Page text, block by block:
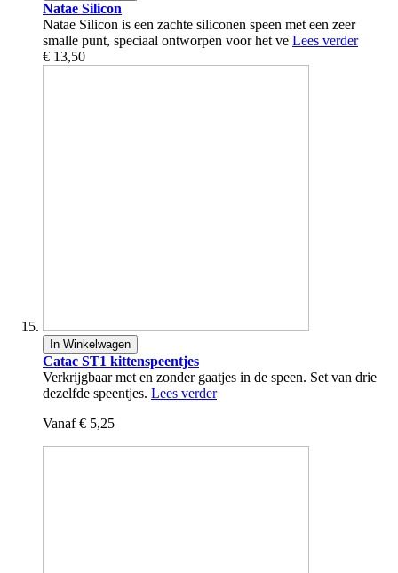
Natae Silicon
Natae Silicon is een zachte siliconen speen met een zeer
smalle punt, speciaal ontworpen voor het ve Lees verder
€ 13,50
In Winkelwagen
Catac ST1 kittenspeentjes
Verkrijgbaar met en zonder gaatjes in de speen. Set van drie
dezelfde speentjes. Lees verder
Vanaf € 5,25